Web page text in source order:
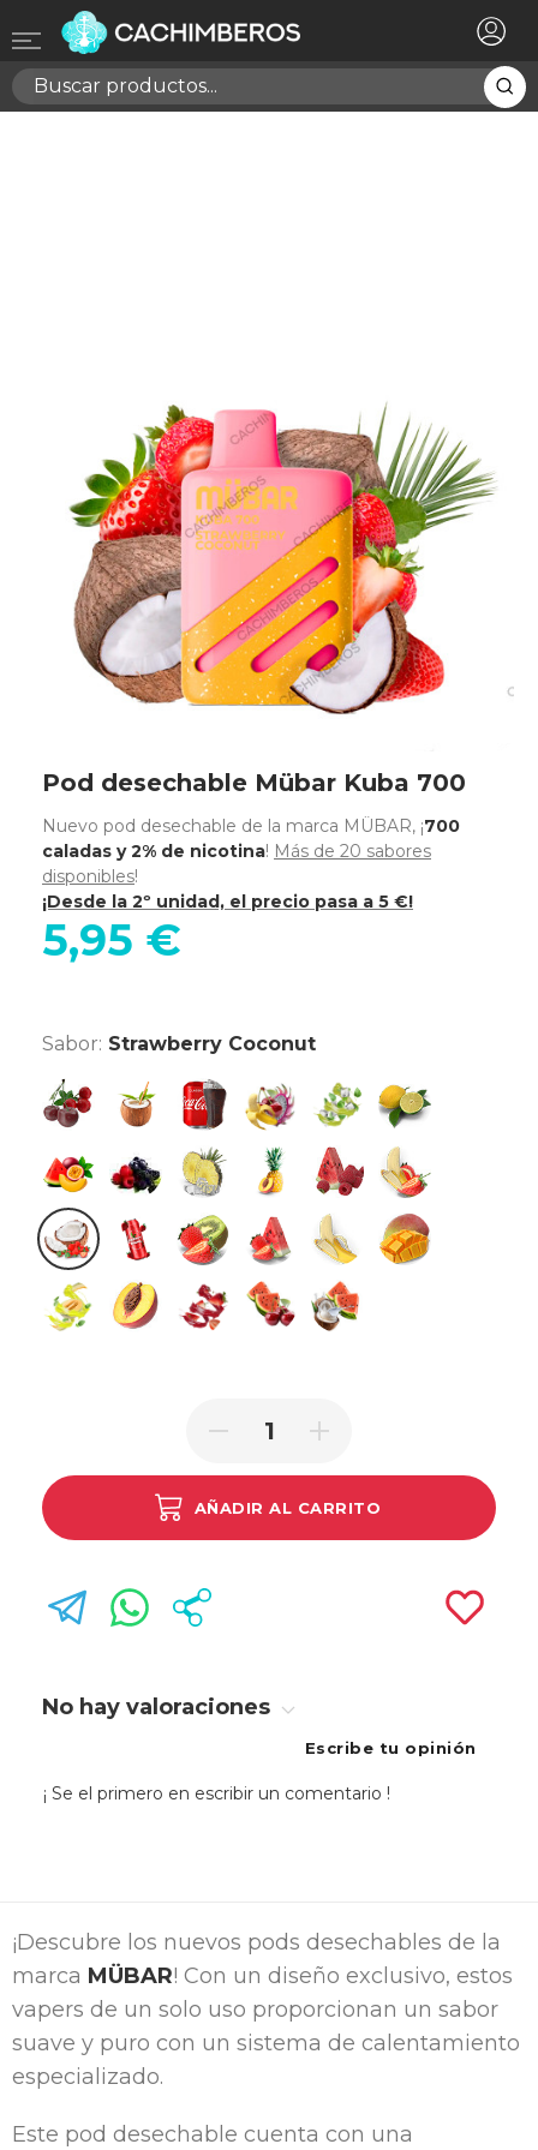
Pod desechable Mübar Kuba 700
Nuevo pod desechable de la marca MÜBAR, ¡700
caladas y 2% de nicotina! Más de 20 sabores
disponibles!
¡Desde la 2º unidad, el precio pasa a 5 €!
5,95 €
Sabor: Strawberry Coconut
Cherry Cranberry
CocolocoCola IceDragonfruit Banana Cherry
Fresh MintLemon Lime
Love Mixed BerriesPineapple IcePineapple Peach
Raspberry Watermelon
Strawberry
Strawberry Coconut
Strawberry Energy Drink
Strawberry KiwiStrawberry Watermelon
Triple BananaTriple Mango
Triple MelonTriple PeachTriple Strawberry
Watermelon Cherry
Watermelon Coconut
AÑADIR AL CARRITO
No hay valoraciones
Escribe tu opinión
¡ Se el primero en escribir un comentario !
¡Descubre los nuevos pods desechables de la
marca MÜBAR! Con un diseño exclusivo, estos
vapers de un solo uso proporcionan un sabor
suave y puro con un sistema de calentamiento
especializado.
Este pod desechable cuenta con una
Registrarse ×
Necesitas hacer login para guardar productos en tu